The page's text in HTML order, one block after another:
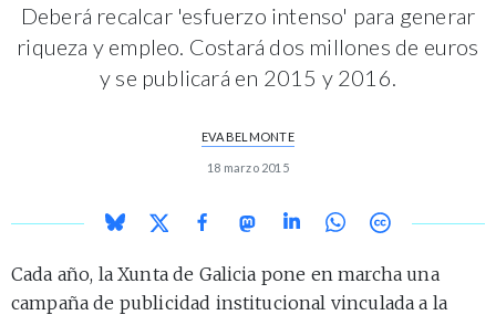
Deberá recalcar 'esfuerzo intenso' para generar
riqueza y empleo. Costará dos millones de euros
y se publicará en 2015 y 2016.
EVA BELMONTE
18 marzo 2015
Cada año, la Xunta de Galicia pone en marcha una
campaña de publicidad institucional vinculada a la